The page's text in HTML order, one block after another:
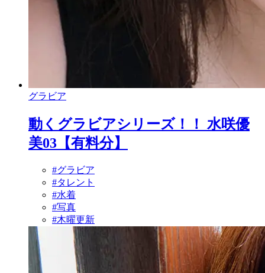
グラビア
動くグラビアシリーズ！！ 水咲優
美03【有料分】
#グラビア
#タレント
#水着
#写真
#木曜更新